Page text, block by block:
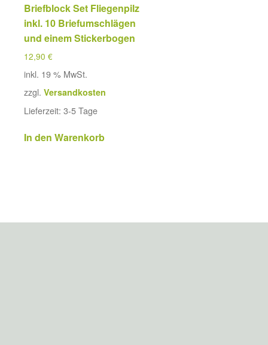
Briefblock Set Fliegenpilz
inkl. 10 Briefumschlägen
und einem Stickerbogen
12,90€
inkl. 19 % MwSt.
zzgl.Versandkosten
Lieferzeit:3-5 Tage
In den Warenkorb